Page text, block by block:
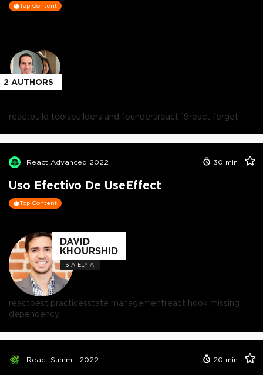
Top Content
2 AUTHORS
reactbuild toolsbuilders and foundersreact 19react forget
React Advanced 2022 30 min
Uso Efectivo De UseEffect
Top Content
DAVID
KHOURSHID
STATELY AI
reactbest practicesstate managementreact hook missing
dependency
React Summit 2022 20 min